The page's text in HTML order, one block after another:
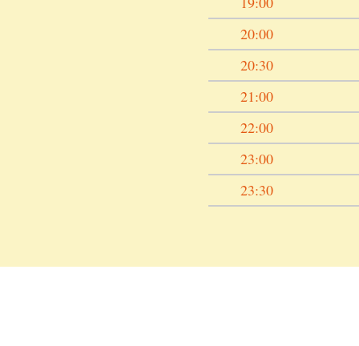
20:00
20:30
21:00
22:00
23:00
23:30